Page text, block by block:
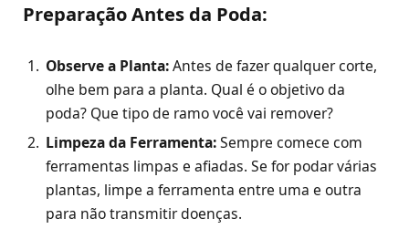
Preparação Antes da Poda:
Observe a Planta:Antes de fazer qualquer corte,
olhe bem para a planta. Qual é o objetivo da
poda? Que tipo de ramo você vai remover?
Limpeza da Ferramenta:Sempre comece com
ferramentas limpas e afiadas. Se for podar várias
plantas, limpe a ferramenta entre uma e outra
para não transmitir doenças.